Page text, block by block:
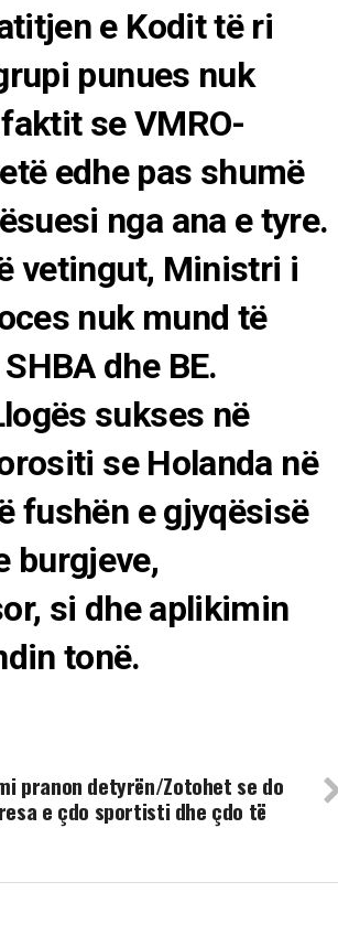
e Kodit të ri
punues nuk
se VMRO-
edhe pas shumë
nga ana e tyre.
vetingut, Ministri i
nuk mund të
dhe BE.
sukses në
se Holanda në
fushën e gjyqësisë
burgjeve,
si dhe aplikimin
tonë.
pranon detyrën/Zotohet se do
e çdo sportisti dhe çdo të